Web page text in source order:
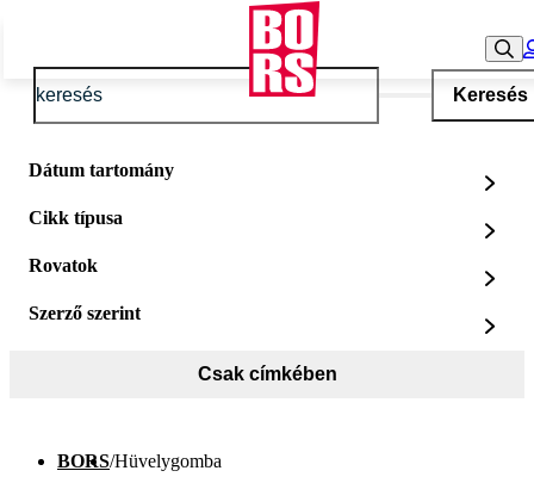
Keresés
Dátum tartomány
Cikk típusa
Rovatok
Szerző szerint
Csak címkében
BORS/Hüvelygomba